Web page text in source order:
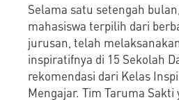
Selama satu setengah
mahasiswa terpilih dari
jurusan, telah
inspiratifnya di 15 Sekolah
rekomendasi dari Kelas
Mengajar. Tim Taruma